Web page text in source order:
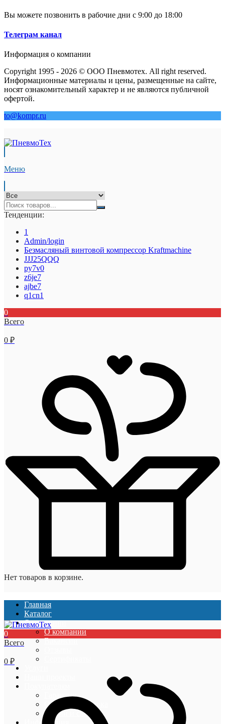
Вы можете позвонить в рабочие дни с 9:00 до 18:00
Телеграм канал
Информация о компании
Copyright 1995 - 2026 © ООО Пневмотех. All right reserved.
Информационные материалы и цены, размещенные на сайте,
носят ознакомительный характер и не являются публичной
офертой.
to@kompr.ru
Меню
Тенденции:
1
Admin/login
Безмасляный винтовой компрессор Kraftmaсhine
JJJ25QQQ
py7v0
z6je7
ajbe7
q1cn1
0
Всего
0 ₽
Нет товаров в корзине.
Главная
Каталог
О компании
О компании
Вакансии
Гарантии
Оплата и доставка
Акции и скидки
0
Всего
0 ₽